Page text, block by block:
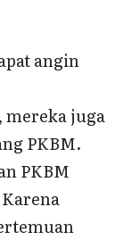
angin
mereka juga
PKBM.
PKBM